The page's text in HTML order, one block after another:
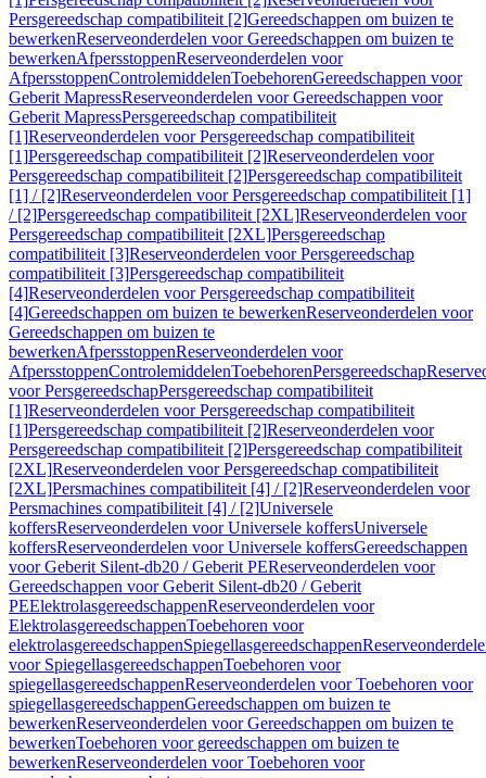
Persgereedschap compatibiliteit [2]Gereedschappen om buizen te
bewerkenReserveonderdelen voor Gereedschappen om buizen te
bewerkenAfpersstoppenReserveonderdelen voor
AfpersstoppenControlemiddelenToebehorenGereedschappen voor
Geberit MapressReserveonderdelen voor Gereedschappen voor
Geberit MapressPersgereedschap compatibiliteit
[1]Reserveonderdelen voor Persgereedschap compatibiliteit
[1]Persgereedschap compatibiliteit [2]Reserveonderdelen voor
Persgereedschap compatibiliteit [2]Persgereedschap compatibiliteit
[1] / [2]Reserveonderdelen voor Persgereedschap compatibiliteit [1]
/ [2]Persgereedschap compatibiliteit [2XL]Reserveonderdelen voor
Persgereedschap compatibiliteit [2XL]Persgereedschap
compatibiliteit [3]Reserveonderdelen voor Persgereedschap
compatibiliteit [3]Persgereedschap compatibiliteit
[4]Reserveonderdelen voor Persgereedschap compatibiliteit
[4]Gereedschappen om buizen te bewerkenReserveonderdelen voor
Gereedschappen om buizen te
bewerkenAfpersstoppenReserveonderdelen voor
AfpersstoppenControlemiddelenToebehorenPersgereedschap
voor PersgereedschapPersgereedschap compatibiliteit
[1]Reserveonderdelen voor Persgereedschap compatibiliteit
[1]Persgereedschap compatibiliteit [2]Reserveonderdelen voor
Persgereedschap compatibiliteit [2]Persgereedschap compatibiliteit
[2XL]Reserveonderdelen voor Persgereedschap compatibiliteit
[2XL]Persmachines compatibiliteit [4] / [2]Reserveonderdelen voor
Persmachines compatibiliteit [4] / [2]Universele
koffersReserveonderdelen voor Universele koffersUniversele
koffersReserveonderdelen voor Universele koffersGereedschappen
voor Geberit Silent-db20 / Geberit PEReserveonderdelen voor
Gereedschappen voor Geberit Silent-db20 / Geberit
PEElektrolasgereedschappenReserveonderdelen voor
ElektrolasgereedschappenToebehoren voor
elektrolasgereedschappenSpiegellasgereedschappen
voor SpiegellasgereedschappenToebehoren voor
spiegellasgereedschappenReserveonderdelen voor Toebehoren voor
spiegellasgereedschappenGereedschappen om buizen te
bewerkenReserveonderdelen voor Gereedschappen om buizen te
bewerkenToebehoren voor gereedschappen om buizen te
bewerkenReserveonderdelen voor Toebehoren voor